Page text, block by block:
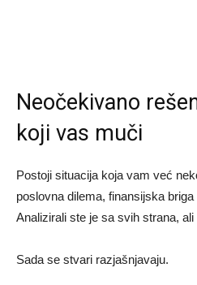
Neočekivano
koji vas muči
Postoji situacija koja vam već
poslovna dilema, finansijska
Analizirali ste je sa svih strana,
Sada se stvari razjašnjavaju.